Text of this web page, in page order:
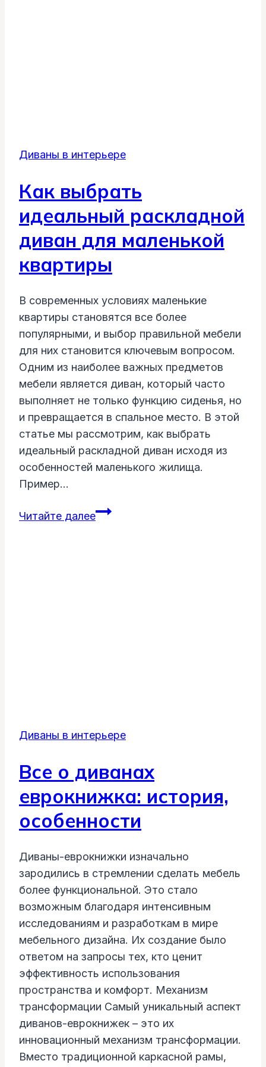
Диваны в интерьере
Как выбрать
идеальный раскладной
диван для маленькой
квартиры
В современных условиях маленькие
квартиры становятся все более
популярными, и выбор правильной мебели
для них становится ключевым вопросом.
Одним из наиболее важных предметов
мебели является диван, который часто
выполняет не только функцию сиденья, но
и превращается в спальное место. В этой
статье мы рассмотрим, как выбрать
идеальный раскладной диван исходя из
особенностей маленького жилища.
Пример…
Читайте далееКак
Диваны в интерьере
Все о диванах
еврокнижка: история,
особенности
Диваны-еврокнижки изначально
зародились в стремлении сделать мебель
более функциональной. Это стало
возможным благодаря интенсивным
исследованиям и разработкам в мире
мебельного дизайна. Их создание было
ответом на запросы тех, кто ценит
эффективность использования
пространства и комфорт. Механизм
трансформации Самый уникальный аспект
диванов-еврокнижек – это их
инновационный механизм трансформации.
Вместо традиционной каркасной рамы,